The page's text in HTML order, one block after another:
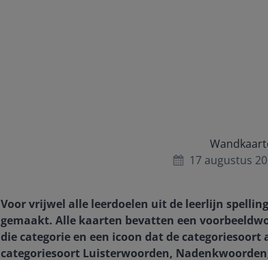
17 augustus
Voor vrijwel alle leerdoelen uit de leerlijn
gemaakt. Alle kaarten bevatten een
die categorie en een icoon dat de
categoriesoort Luisterwoorden,